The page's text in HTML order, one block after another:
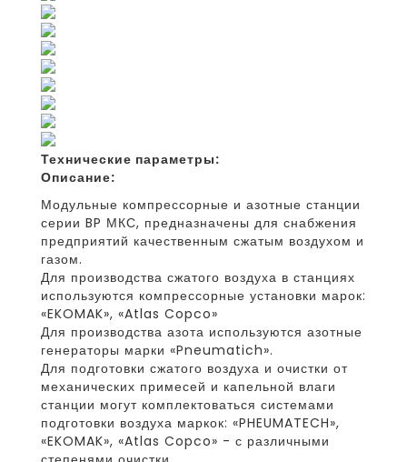
Технические параметры:
Описание:
Модульные компрессорные и азотные станции
серии BP МКС, предназначены для снабжения
предприятий качественным сжатым воздухом и
газом.
Для производства сжатого воздуха в станциях
используются компрессорные установки марок:
«EKOMAK», «Atlas Copco»
Для производства азота используются азотные
генераторы марки «Pneumatich».
Для подготовки сжатого воздуха и очистки от
механических примесей и капельной влаги
станции могут комплектоваться системами
подготовки воздуха маркок: «PHEUMATECH»,
«EKOMAK», «Atlas Copco» - с различными